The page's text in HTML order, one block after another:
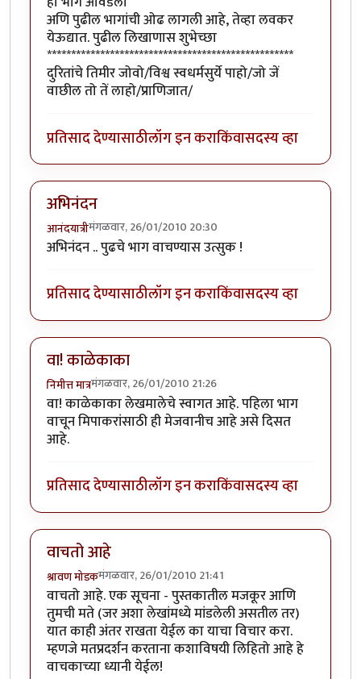
अणि पुढील भागांची ओढ लागली आहे, तेव्हा लवकर
येऊद्यात. पुढील लिखाणास शुभेच्छा
***************************************************
दुरितांचे तिमीर जोवो/विश्व स्वधर्मसुर्ये पाहो/जो जें
वाछील तो तें लाहो/प्राणिजात/
प्रतिसाद देण्यासाठीलॉग इन कराकिंवासदस्य व्हा
अभिनंदन
आनंदयात्रीमंगळवार, 26/01/2010 20:30
अभिनंदन .. पुढचे भाग वाचण्यास उत्सुक !
प्रतिसाद देण्यासाठीलॉग इन कराकिंवासदस्य व्हा
वा! काळेकाका
निमीत्त मात्रमंगळवार, 26/01/2010 21:26
वा! काळेकाका लेखमालेचे स्वागत आहे. पहिला भाग
वाचून मिपाकरांसाठी ही मेजवानीच आहे असे दिसत
आहे.
प्रतिसाद देण्यासाठीलॉग इन कराकिंवासदस्य व्हा
वाचतो आहे
श्रावण मोडकमंगळवार, 26/01/2010 21:41
वाचतो आहे. एक सूचना - पुस्तकातील मजकूर आणि
तुमची मते (जर अशा लेखांमध्ये मांडलेली असतील तर)
यात काही अंतर राखता येईल का याचा विचार करा.
म्हणजे मतप्रदर्शन करताना कशाविषयी लिहितो आहे हे
वाचकाच्या ध्यानी येईल!